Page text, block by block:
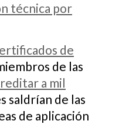
técnica por
de
de las
a mil
saldrían de las
de aplicación